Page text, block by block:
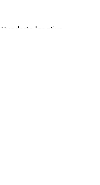
Hunderte kreative